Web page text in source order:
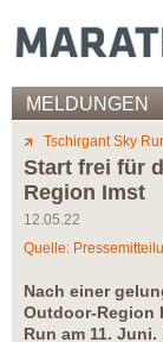
MELDUNGEN
Tschirgant Sky
Start frei für
Region Imst
12.05.22
Quelle:
Nach einer
Outdoor-Region
Run am 11.